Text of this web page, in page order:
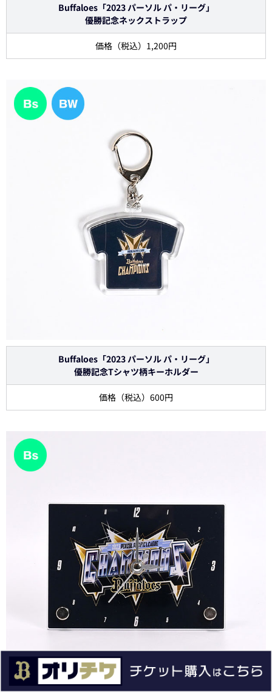
Buffaloes「2023 パーソル パ・リーグ」
優勝記念ネックストラップ
価格（税込）1,200円
Buffaloes「2023 パーソル パ・リーグ」
優勝記念Tシャツ柄キーホルダー
価格（税込）600円